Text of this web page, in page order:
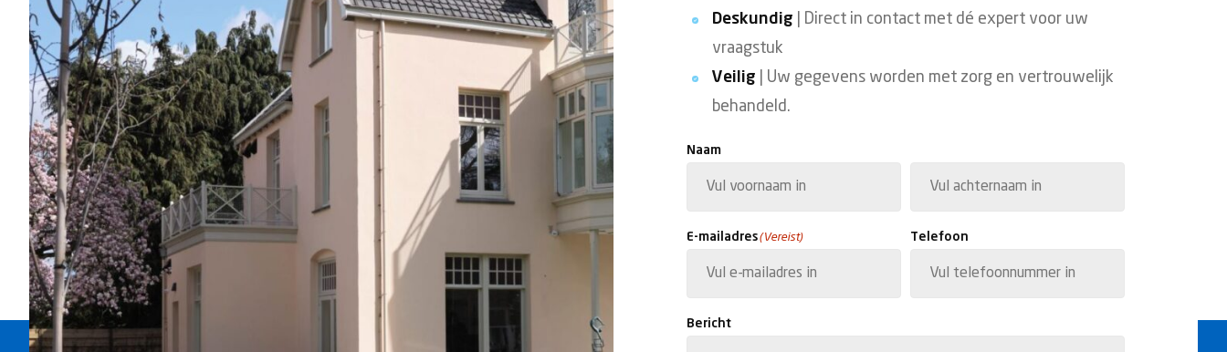
Deskundig | Direct in contact met dé expert voor uw
vraagstuk
Veilig | Uw gegevens worden met zorg en vertrouwelijk
behandeld.
Naam
E-mailadres(Vereist) Telefoon
Bericht